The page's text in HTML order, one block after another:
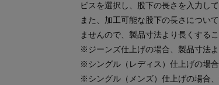
ビスを選択し、股下の長さを入力して
また、加工可能な股下の長さについ
ませんので、製品寸法より長くする
※ジーンズ仕上げの場合、製品寸法
※シングル（レディス）仕上げの場
※シングル（メンズ）仕上げの場合